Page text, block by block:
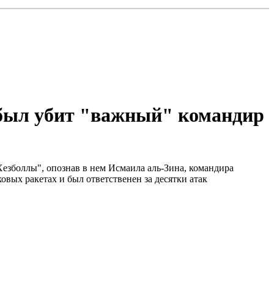
был убит "важный" командир
опознав в нем Исмаила аль-Зина, командира
ракетах и был ответственен за десятки атак